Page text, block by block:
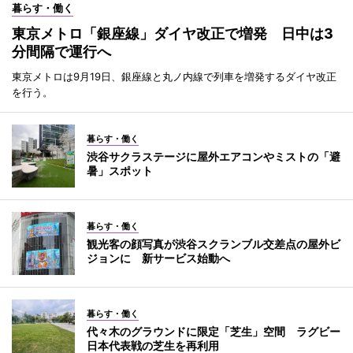
暮らす・働く
東京メトロ「銀座線」ダイヤ改正で増発 日中は3
分間隔で運行へ
東京メトロは9月19日、銀座線と丸ノ内線で列車を増発するダイヤ改正
を行う。
暮らす・働く
渋谷サクラステージに屋外エアコンやミストの「避
暑」スポット
暮らす・働く
観光客の顔写真が渋谷スクランブル交差点の屋外ビ
ジョンに 新サービス始動へ
暮らす・働く
代々木のグラウンドに限定「芝生」空間 ラグビー
日本代表戦の芝生を再利用